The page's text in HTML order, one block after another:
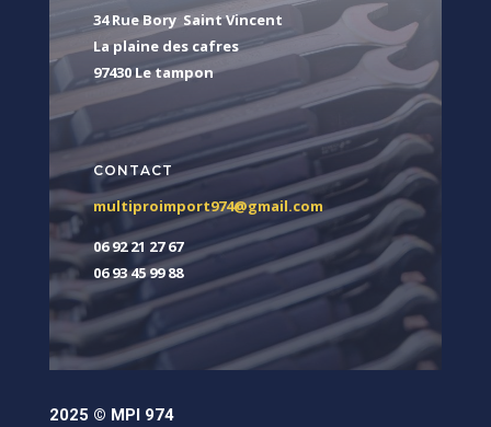
34 Rue Bory Saint Vincent
La plaine des cafres
97430 Le tampon
CONTACT
multiproimport974@gmail.com
06 92 21 27 67
06 93 45 99 88
2025 © MPI 974